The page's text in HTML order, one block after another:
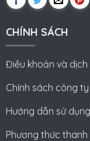
CHÍNH SÁCH
Điều khoản và dịch
Chính sách công ty
Hướng dẫn sử dụng
Phương thức